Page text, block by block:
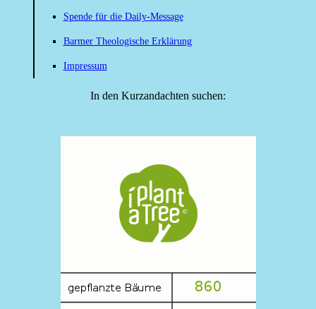
Spende für die Daily-Message
Barmer Theologische Erklärung
Impressum
In den Kurzandachten suchen: